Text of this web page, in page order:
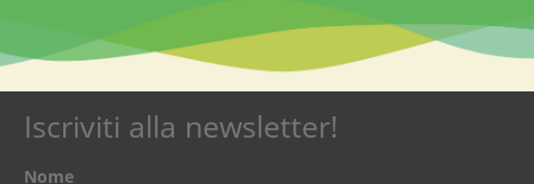
Iscriviti alla newsletter!
Nome